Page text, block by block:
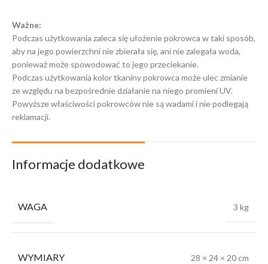
Ważne:
Podczas użytkowania zaleca się ułożenie pokrowca w taki sposób,
aby na jego powierzchni nie zbierała się, ani nie zalegała woda,
ponieważ może spowodować to jego przeciekanie.
Podczas użytkowania kolor tkaniny pokrowca może ulec zmianie
ze względu na bezpośrednie działanie na niego promieni UV.
Powyższe właściwości pokrowców nie są wadami i nie podlegają
reklamacji.
Informacje dodatkowe
WAGA 3 kg
WYMIARY 28 × 24 × 20 cm